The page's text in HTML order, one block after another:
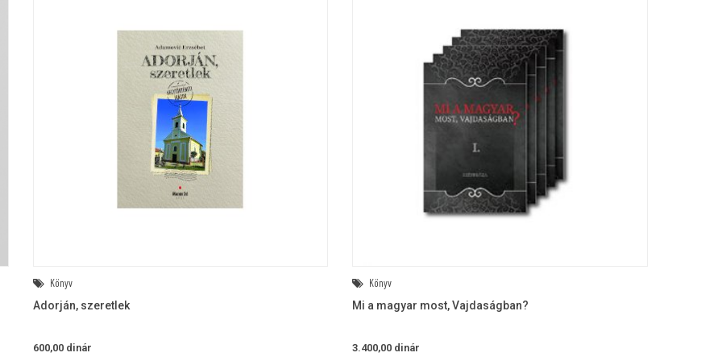
Könyv
Adorján, szeretlek
600,00 dinár
Könyv
Mi a magyar most, Vajdaságban?
3.400,00 dinár